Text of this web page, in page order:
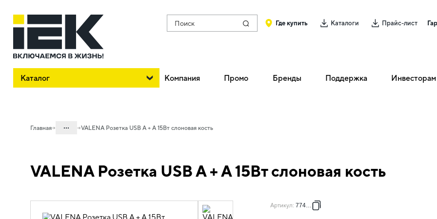
Поиск Где купить Каталоги Прайс-лист
Каталог Компания Промо Бренды Поддержка Инвесторам
Главная ...
06. Изделия электроустановочные,
удлинители и силовые разъемы
изделия скрытого монтажа VALENA
VALENA Розетка USB A + A 15Вт слоновая кость
VALENA Розетка USB A + A 15Вт слоновая кость
Артикул: 774170